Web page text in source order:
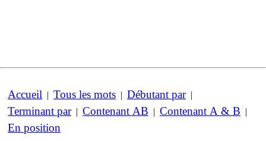
Accueil | Tous les mots | Débutant par|
Terminant par| Contenant AB | Contenant A & B |
En position